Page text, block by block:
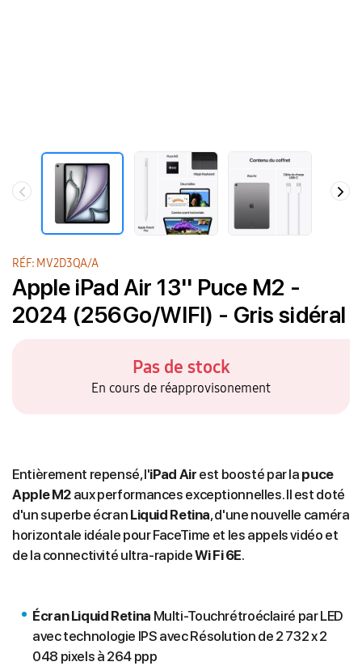
RÉF: MV2D3QA/A
Apple iPad Air 13'' Puce M2 -
2024 (256Go/WIFI) - Gris sidéral
Pas de stock
En cours de réapprovisonement
Entièrement repensé, l'iPad Air est boosté par la puce
Apple M2 aux performances exceptionnelles. Il est doté
d'un superbe écran Liquid Retina, d'une nouvelle caméra
horizontale idéale pour FaceTime et les appels vidéo et
de la connectivité ultra-rapideWi Fi 6E.
Écran Liquid Retina Multi‑Touchrétroéclairé par LED
avec technologie IPS avec Résolution de 2 732 x 2
048 pixels à 264 ppp